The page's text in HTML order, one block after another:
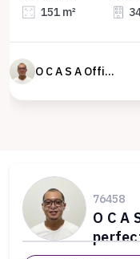
151 m²
O C A S A Official property perfected
76458
O C A